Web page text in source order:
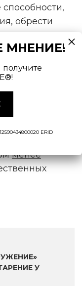
обрести
А также
десяти
общаются с
что люди,
менее
У
МНЕНИЕ!
ERID